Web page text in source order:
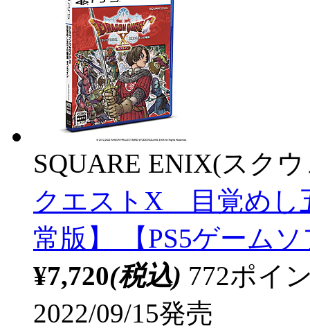
SQUARE ENIX(スク
クエストX 目覚めし
常版】 【PS5ゲーム
¥7,720(税込) 772ポイ
2022/09/15発売